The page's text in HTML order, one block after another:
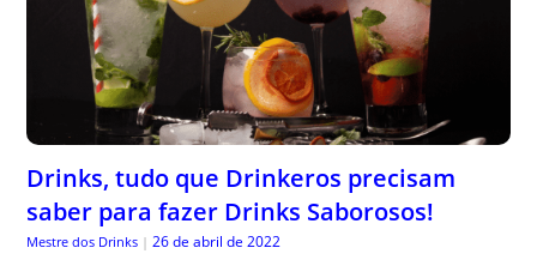
Drinks, tudo que Drinkeros precisam
saber para fazer Drinks Saborosos!
Mestre dos Drinks | 26 de abril de 2022